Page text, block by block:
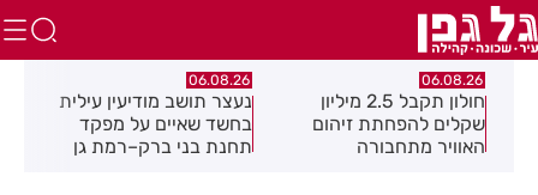
06.08.26
חולון תקבל 2.5 מיליון
שקלים להפחתת זיהום
האוויר מתחבורה
06.08.26
נעצר תושב מודיעין עילית
בחשד שאיים על מפקד
תחנת בני ברק–רמת גן